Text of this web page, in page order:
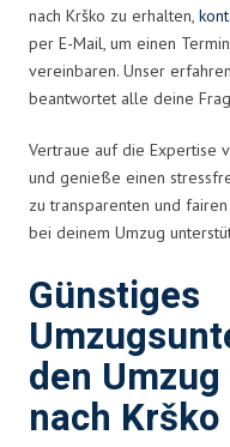
nach Krško zu erhalten,
per E-Mail, um einen
vereinbaren. Unser
beantwortet alle deine
Vertraue auf die Expertise
und genieße einen
zu transparenten und
bei deinem Umzug
Günstiges
den
nach Krško